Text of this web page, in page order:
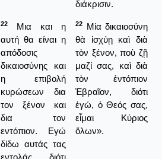
διάκρισιν.
22
Μια και η
αυτή θα είναι η
απόδοσις
δικαιοσύνης και
η επιβολή
κυρώσεων δια
τον ξένον και
δια τον
εντόπιον. Εγώ
δίδω αυτάς τας
εντολάς, διότι
22
Μία δικαιοσύνη
θὰ ἰσχύῃ καὶ διὰ
τὸν ξένον, ποὺ ζῇ
μαζί σας, καὶ διὰ
τὸν ἐντόπιον
Ἑβραῖον, διότι
ἐγώ, ὁ Θεός σας,
εἶμαι Κύριος
ὅλων».